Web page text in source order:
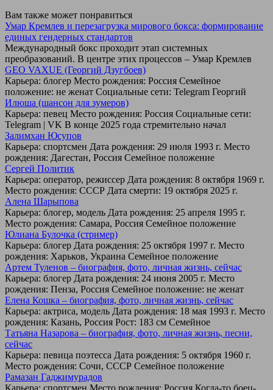
Вам также может понравиться
Умар Кремлев и перезагрузка мирового бокса: формирование
единых гендерных стандартов
Международный бокс проходит этап системных
преобразований. В центре этих процессов – Умар Кремлев
GEO VAXUE (Георгий Дзугбоев)
Карьера: блогер Место рождения: Россия Семейное
положение: не женат Социальные сети: Telegram Георгий
Илюша (шансон для зумеров)
Карьера: певец Место рождения: Россия Социальные сети:
Telegram | VK В конце 2025 года стремительно начал
Залимхан Юсупов
Карьера: спортсмен Дата рождения: 29 июля 1993 г. Место
рождения: Дагестан, Россия Семейное положение
Сергей Политик
Карьера: оператор, режиссер Дата рождения: 8 октября 1969 г.
Место рождения: СССР Дата смерти: 19 октября 2025 г.
Алена Шарыпова
Карьера: блогер, модель Дата рождения: 25 апреля 1995 г.
Место рождения: Самара, Россия Семейное положение
Юлиана Булочка (стример)
Карьера: блогер Дата рождения: 25 октября 1997 г. Место
рождения: Харьков, Украина Семейное положение
Артем Туленов – биография, фото, личная жизнь, сейчас
Карьера: блогер Дата рождения: 24 июня 2005 г. Место
рождения: Пенза, Россия Семейное положение: не женат
Елена Кошка – биография, фото, личная жизнь, сейчас
Карьера: актриса, модель Дата рождения: 18 мая 1993 г. Место
рождения: Казань, Россия Рост: 183 см Семейное
Татьяна Назарова – биография, фото, личная жизнь, песни,
сейчас
Карьера: певица поэтесса Дата рождения: 5 октября 1960 г.
Место рождения: Сочи, СССР Семейное положение
Рамазан Гаджимурадов
Карьера: спортсмен Место рождения: Россия Когда-то боец-